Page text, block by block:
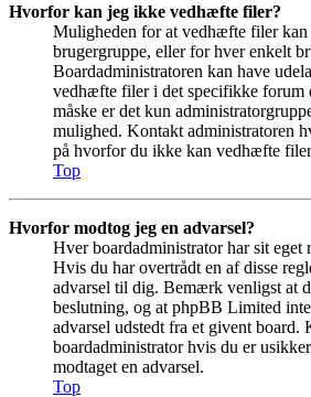
Hvorfor kan jeg ikke vedhæfte filer?
Muligheden for at vedhæfte filer kan
brugergruppe, eller for hver enkelt
Boardadministratoren kan have
vedhæfte filer i det specifikke
måske er det kun
mulighed. Kontakt administratoren
på hvorfor du ikke kan vedhæfte
Top
Hvorfor modtog jeg en advarsel?
Hver boardadministrator har sit eget
Hvis du har overtrådt en af disse
advarsel til dig. Bemærk venligst at
beslutning, og at phpBB Limited
advarsel udstedt fra et givent board.
boardadministrator hvis du er
modtaget en advarsel.
Top